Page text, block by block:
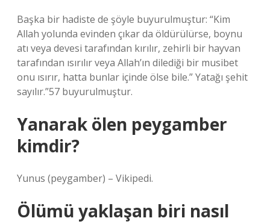
Başka bir hadiste de şöyle buyurulmuştur: “Kim
Allah yolunda evinden çıkar da öldürülürse, boynu
atı veya devesi tarafından kırılır, zehirli bir hayvan
tarafından ısırılır veya Allah’ın dilediği bir musibet
onu ısırır, hatta bunlar içinde ölse bile.” Yatağı şehit
sayılır.”57 buyurulmuştur.
Yanarak ölen peygamber
kimdir?
Yunus (peygamber) – Vikipedi.
Ölümü yaklaşan biri nasıl